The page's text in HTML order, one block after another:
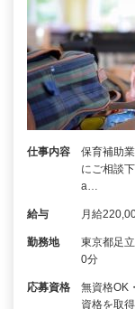
仕事内容
保育補助
にご相談
a…
給与 月給
勤務地
東京都足
0分
応募資格
無資格OK
資格を取